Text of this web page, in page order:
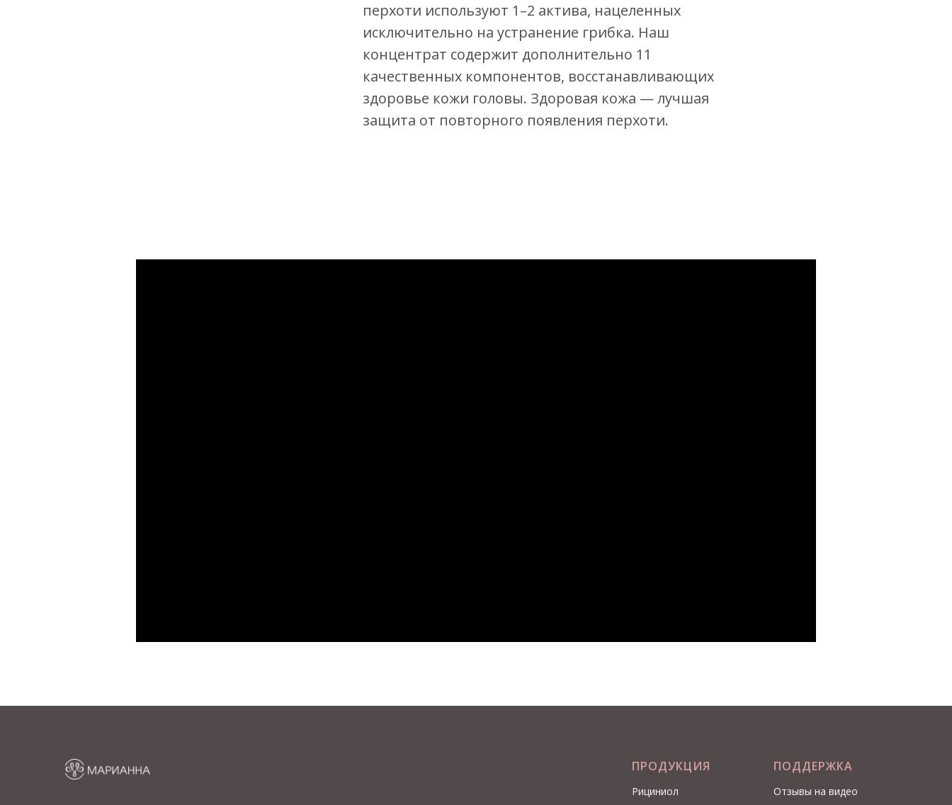
перхоти используют 1–2 актива, нацеленных
исключительно на устранение грибка. Наш
концентрат содержит дополнительно 11
качественных компонентов, восстанавливающих
здоровье кожи головы. Здоровая кожа — лучшая
защита от повторного появления перхоти.
ПРОДУКЦИЯ
Рициниол
ПОДДЕРЖКА
Отзывы на видео